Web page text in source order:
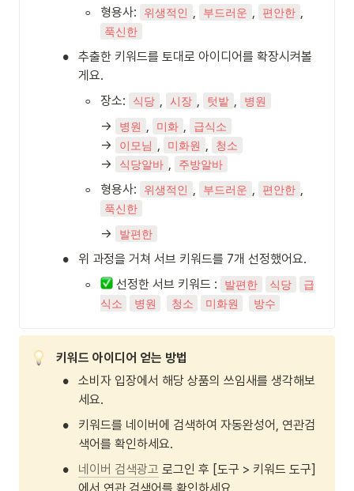
◦ 형용사: 위생적인 부드러운 편안한
푹신한
•
추출한 키워드를 토대로 아이디어를 확장시켜볼
게요.
◦ 장소: 식당 시장 텃밭 병원
→ 병원 미화 급식소
→ 이모님 미화원 청소
→ 식당알바 주방알바
◦ 형용사: 위생적인 부드러운 편안한
푹신한
→ 발편한
• 위 과정을 거쳐 서브 키워드를 7개 선정했어요.
◦ 선정한 서브 키워드 : 발편한 식당
급
식소
병원 청소 미화원 방수
키워드 아이디어 얻는 방법
•
소비자 입장에서 해당 상품의 쓰임새를 생각해보
세요.
•
키워드를 네이버에 검색하여 자동완성어, 연관검
색어를 확인하세요.
• 네이버 검색광고 로그인 후 [도구 > 키워드 도구]
에서 연관 검색어를 확인하세요.